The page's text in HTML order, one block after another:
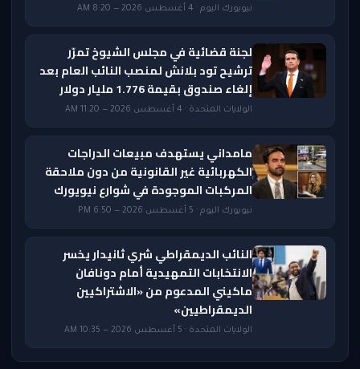
نيويورك اليوم · 4 أغسطس 2026 — 8:20 AM
لجنة قضائية في مجلس الشيوخ تمرّر
ترشيح تود بلانش لمنصب النائب العام بعد
إلغاء صندوق بقيمة 1.776 مليار دولار
الولايات المتحدة · 4 أغسطس 2026 — 11:20 AM
مامداني يستهدف مبيعات الدراجات
الكهربائية غير القانونية من دون ملاحقة
المركبات الموجودة في شوارع نيويورك
نيويورك اليوم · 5 أغسطس 2026 — 6:50 PM
النائب الديمقراطي شري ثانيدار يخسر
الانتخابات التمهيدية أمام دونافان
ماكيني المدعوم من «الاشتراكيين
الديمقراطيين»
الولايات المتحدة · 5 أغسطس 2026 — 10:35 AM